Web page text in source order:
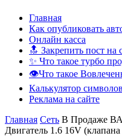
Главная
Как опубликовать
Онлайн касса
🔝 Закрепить пост на
✨ Что такое турбо
👁️Что такое
Калькулятор символов
Реклама на сайте
Главная Сеть В Продаже
Двигатель 1.6 16V (клапана